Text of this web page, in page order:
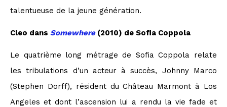
talentueuse de la jeune génération.
Cleo dans Somewhere(2010) de Sofia Coppola
Le quatrième long métrage de Sofia Coppola relate
les tribulations d’un acteur à succès, Johnny Marco
(Stephen Dorff), résident du Château Marmont à Los
Angeles et dont l’ascension lui a rendu la vie fade et